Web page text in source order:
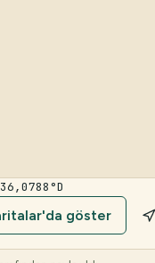
göster